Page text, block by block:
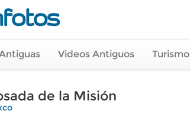
Videos Antiguos Turismo
de la Misión